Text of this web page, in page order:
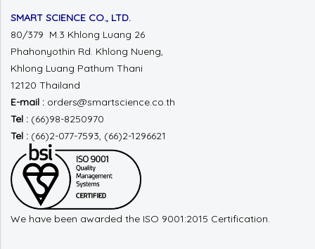
SMART SCIENCE CO., LTD.
80/379 M.3 Khlong Luang 26
Phahonyothin Rd. Khlong Nueng,
Khlong Luang Pathum Thani
12120 Thailand
E-mail : orders@smartscience.co.th
Tel : (66)98-8250970
Tel : (66)2-077-7593, (66)2-1296621
We have been awarded the ISO 9001:2015 Certification.